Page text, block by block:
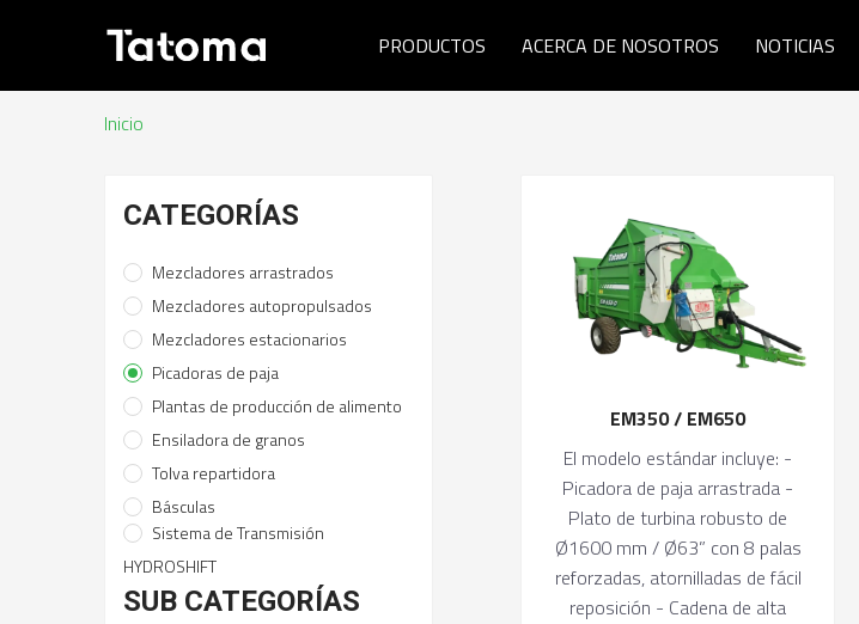
PRODUCTOS ACERCA DE NOSOTROS NOTICIAS
Inicio
CATEGORÍAS
Mezcladores arrastrados
Mezcladores autopropulsados
Mezcladores estacionarios
Picadoras de paja
Plantas de producción de alimento
Ensiladora de granos
Tolva repartidora
Básculas
Sistema de Transmisión
HYDROSHIFT
SUB CATEGORÍAS
EM350 / EM650
El modelo estándar incluye: -
Picadora de paja arrastrada -
Plato de turbina robusto de
Ø1600 mm / Ø63” con 8 palas
reforzadas, atornilladas de fácil
reposición - Cadena de alta